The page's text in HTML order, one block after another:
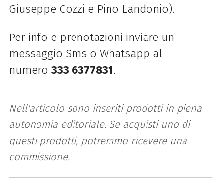
Giuseppe Cozzi e Pino Landonio).
Per info e prenotazioni inviare un
messaggio Sms o Whatsapp al
numero 333 6377831.
Nell'articolo sono inseriti prodotti in piena
autonomia editoriale. Se acquisti uno di
questi prodotti, potremmo ricevere una
commissione.